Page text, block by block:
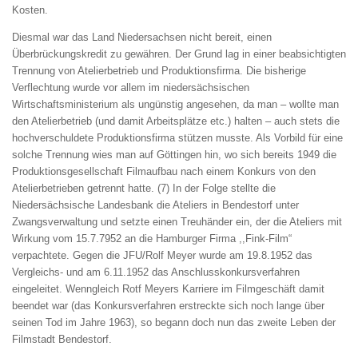
Kosten.
Diesmal war das Land Niedersachsen nicht bereit, einen
Überbrückungskredit zu gewähren. Der Grund lag in einer beabsichtigten
Trennung von Atelierbetrieb und Produktionsfirma. Die bisherige
Verflechtung wurde vor allem im niedersächsischen
Wirtschaftsministerium als ungünstig angesehen, da man – wollte man
den Atelierbetrieb (und damit Arbeitsplätze etc.) halten – auch stets die
hochverschuldete Produktionsfirma stützen musste. Als Vorbild für eine
solche Trennung wies man auf Göttingen hin, wo sich bereits 1949 die
Produktionsgesellschaft Filmaufbau nach einem Konkurs von den
Atelierbetrieben getrennt hatte. (7) In der Folge stellte die
Niedersächsische Landesbank die Ateliers in Bendestorf unter
Zwangsverwaltung und setzte einen Treuhänder ein, der die Ateliers mit
Wirkung vom 15.7.7952 an die Hamburger Firma ,,Fink-Film“
verpachtete. Gegen die JFU/Rolf Meyer wurde am 19.8.1952 das
Vergleichs- und am 6.11.1952 das Anschlusskonkursverfahren
eingeleitet. Wenngleich Rotf Meyers Karriere im Filmgeschäft damit
beendet war (das Konkursverfahren erstreckte sich noch lange über
seinen Tod im Jahre 1963), so begann doch nun das zweite Leben der
Filmstadt Bendestorf.